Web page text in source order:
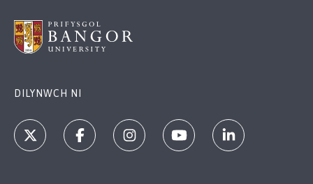
DILYNWCH NI